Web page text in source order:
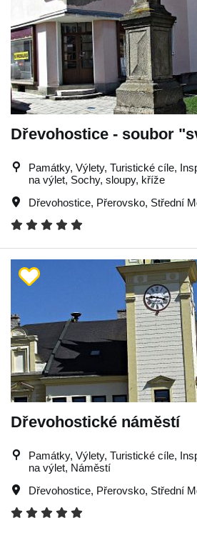
Dřevohostice - soubor
Památky, Výlety, Turistické cíle,
na výlet, Sochy, sloupy, kříže
Dřevohostice, Přerovsko, Střední
Dřevohostické náměstí
Památky, Výlety, Turistické cíle,
na výlet, Náměstí
Dřevohostice, Přerovsko, Střední